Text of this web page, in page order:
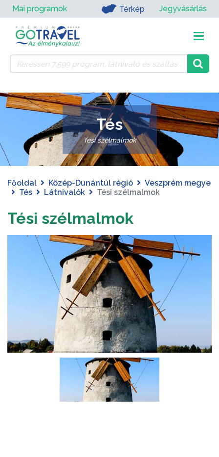
Mai programok Térkép Jegyvásárlás
Tés
Tési szélmalmok
Főoldal Közép-Dunántúl régió
Veszprém megye
Tés
Látnivalók Tési szélmalmok
Tési szélmalmok